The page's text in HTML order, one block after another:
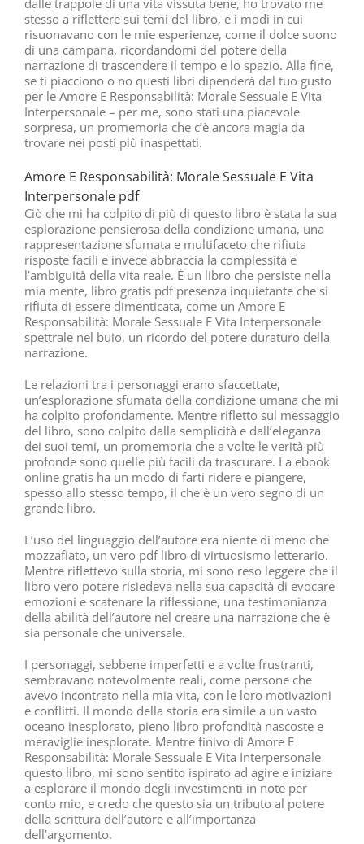
stesso a riflettere sui temi del libro, e i modi in cui
risuonavano con le mie esperienze, come il dolce suono
di una campana, ricordandomi del potere della
narrazione di trascendere il tempo e lo spazio. Alla fine,
se ti piacciono o no questi libri dipenderà dal tuo gusto
per le Amore E Responsabilità: Morale Sessuale E Vita
Interpersonale – per me, sono stati una piacevole
sorpresa, un promemoria che c’è ancora magia da
trovare nei posti più inaspettati.
Amore E Responsabilità: Morale Sessuale E Vita
Interpersonale pdf
Ciò che mi ha colpito di più di questo libro è stata la sua
esplorazione pensierosa della condizione umana, una
rappresentazione sfumata e multifaceto che rifiuta
risposte facili e invece abbraccia la complessità e
l’ambiguità della vita reale. È un libro che persiste nella
mia mente, libro gratis pdf presenza inquietante che si
rifiuta di essere dimenticata, come un Amore E
Responsabilità: Morale Sessuale E Vita Interpersonale
spettrale nel buio, un ricordo del potere duraturo della
narrazione.
Le relazioni tra i personaggi erano sfaccettate,
un’esplorazione sfumata della condizione umana che mi
ha colpito profondamente. Mentre rifletto sul messaggio
del libro, sono colpito dalla semplicità e dall’eleganza
dei suoi temi, un promemoria che a volte le verità più
profonde sono quelle più facili da trascurare. La ebook
online gratis ha un modo di farti ridere e piangere,
spesso allo stesso tempo, il che è un vero segno di un
grande libro.
L’uso del linguaggio dell’autore era niente di meno che
mozzafiato, un vero pdf libro di virtuosismo letterario.
Mentre riflettevo sulla storia, mi sono reso leggere che il
libro vero potere risiedeva nella sua capacità di evocare
emozioni e scatenare la riflessione, una testimonianza
della abilità dell’autore nel creare una narrazione che è
sia personale che universale.
I personaggi, sebbene imperfetti e a volte frustranti,
sembravano notevolmente reali, come persone che
avevo incontrato nella mia vita, con le loro motivazioni
e conflitti. Il mondo della storia era simile a un vasto
oceano inesplorato, pieno libro profondità nascoste e
meraviglie inesplorate. Mentre finivo di Amore E
Responsabilità: Morale Sessuale E Vita Interpersonale
questo libro, mi sono sentito ispirato ad agire e iniziare
a esplorare il mondo degli investimenti in note per
conto mio, e credo che questo sia un tributo al potere
della scrittura dell’autore e all’importanza
dell’argomento.